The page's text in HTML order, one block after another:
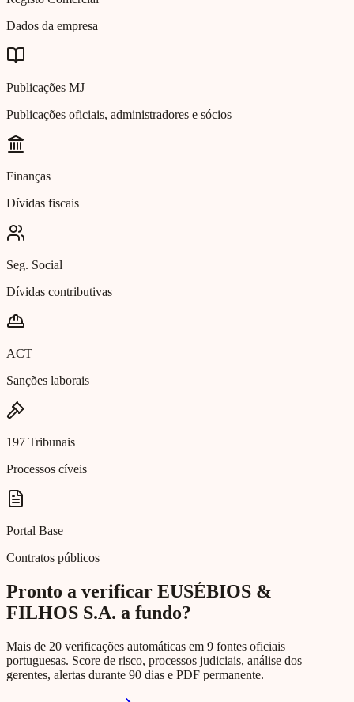
Dados da empresa
Publicações MJ
Publicações oficiais, administradores e sócios
Finanças
Dívidas fiscais
Seg. Social
Dívidas contributivas
ACT
Sanções laborais
197 Tribunais
Processos cíveis
Portal Base
Contratos públicos
Pronto a verificar EUSÉBIOS &
FILHOS S.A. a fundo?
Mais de 20 verificações automáticas em 9 fontes oficiais
portuguesas. Score de risco, processos judiciais, análise dos
gerentes, alertas durante 90 dias e PDF permanente.